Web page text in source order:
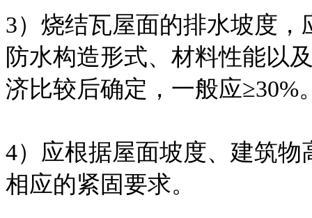
3）烧结瓦屋面的排水坡度
防水构造形式、材料性能以
济比较后确定，一般应≥30%
4）应根据屋面坡度、建筑
相应的紧固要求。